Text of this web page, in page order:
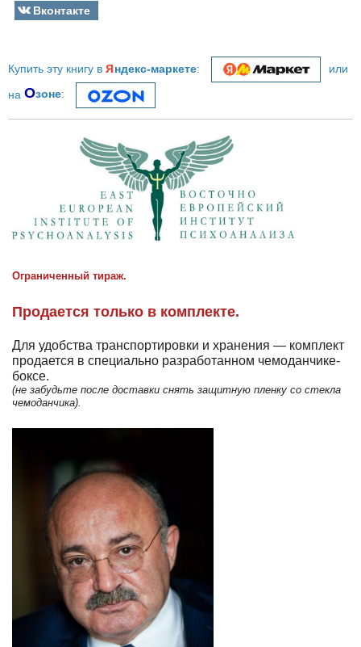
Вконтакте
Купить эту книгу в яндекс-маркете: или
на Озоне:
Ограниченный тираж.
Продается только в комплекте.
Для удобства транспортировки и хранения — комплект
продается в специально разработанном чемоданчике-
боксе.
(не забудьте после доставки снять защитную пленку со стекла
чемоданчика).